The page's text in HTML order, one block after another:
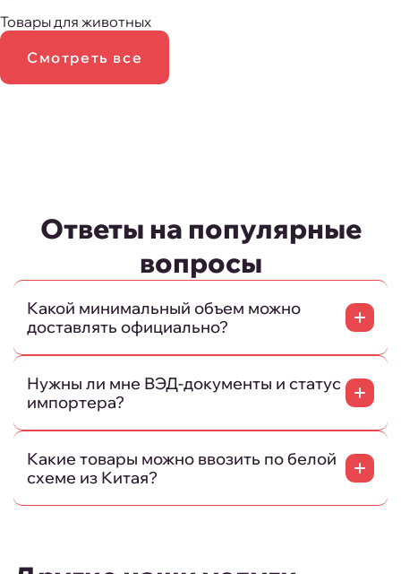
Товары для животных
Смотреть все
Ответы на популярные
вопросы
Какой минимальный объем можно
доставлять официально?
Нужны ли мне ВЭД-документы и статус
импортера?
Какие товары можно ввозить по белой
схеме из Китая?